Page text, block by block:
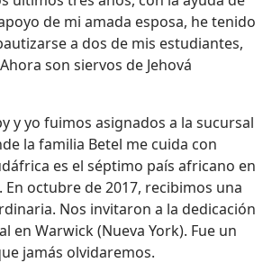
de mi amada esposa, he tenido
a dos de mis estudiantes,
son siervos de Jehová
y yo fuimos asignados a la sucursal
la familia Betel me cuida con
es el séptimo país africano en
En octubre de 2017, recibimos una
Nos invitaron a la dedicación
en Warwick (Nueva York). Fue un
jamás olvidaremos.